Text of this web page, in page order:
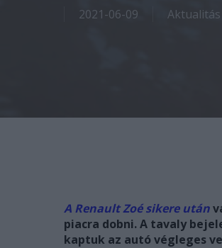
2021-06-09 Aktualitás
A Renault Zoé sikere után
piacra dobni. A tavaly
kaptuk az autó végleges